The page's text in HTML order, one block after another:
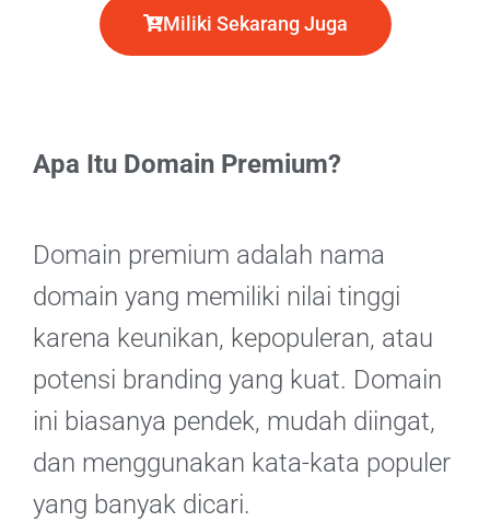
Miliki Sekarang Juga
Apa Itu Domain Premium?
Domain premium adalah nama
domain yang memiliki nilai tinggi
karena keunikan, kepopuleran, atau
potensi branding yang kuat. Domain
ini biasanya pendek, mudah diingat,
dan menggunakan kata-kata populer
yang banyak dicari.